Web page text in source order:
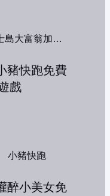
勇士島大富翁加強版
小豬快跑